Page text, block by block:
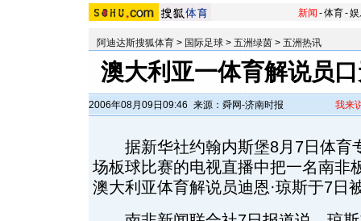
新闻 -体育-
阿迪达斯搜狐体育 > 国际足球 > 五洲绿茵 > 五洲热讯
澳大利亚一体育解说员
2006年08月09日09:46 来源：舜网-济南时报 我来
据新华社约翰内斯堡8月7日体育
场板球比赛的电视直播中把一名南非
澳大利亚体育解说员迪恩·琼斯于7日